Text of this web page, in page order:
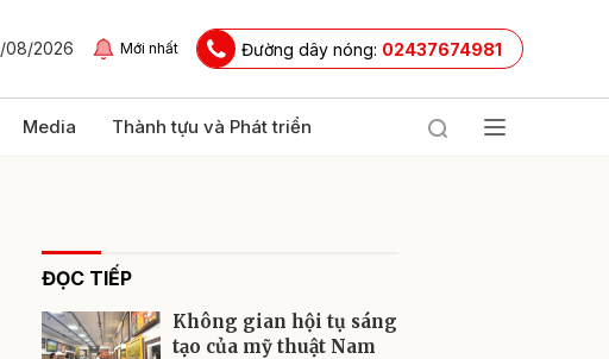
08/2026 Mới nhất Đường dây nóng: 02437674981
Media Thành tựu và Phát triển
ĐỌC TIẾP
Không gian hội tụ sáng
tạo của mỹ thuật Nam